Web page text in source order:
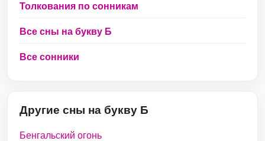
Толкования по сонникам
Все сны на букву Б
Все сонники
Другие сны на букву Б
Бенгальский огонь